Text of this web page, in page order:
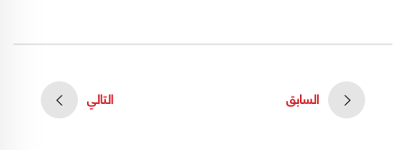
الخامسة من المباحثات بين إيران والسعودية التي
جرت يوم الخميس الماضي 21 أبريل/نيسان الجاري.
التالي السابق